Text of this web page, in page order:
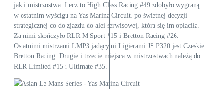
jak i mistrzostwa. Lecz to High Class Racing #49 zdobyło wygraną
w ostatnim wyścigu na Yas Marina Circuit, po świetnej decyzji
strategicznej co do zjazdu do alei serwisowej, która się im opłaciła.
Za nimi skończyło RLR M Sport #15 i Bretton Racing #26.
Ostatnimi mistrzami LMP3 jadącymi Ligierami JS P320 jest Czeskie
Bretton Racing. Drugie i trzecie miejsca w mistrzostwach należą do
RLR Limited #15 i Ultimate #35.